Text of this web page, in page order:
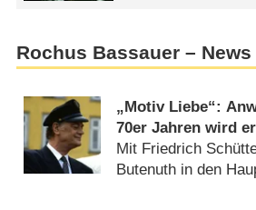
Rochus Bassauer – News
„Motiv Liebe“:
70er Jahren wird
Jahren wiederholt
Mit Friedrich
Butenuth in den